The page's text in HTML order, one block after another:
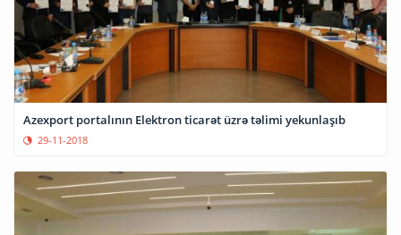
Azexport portalının Elektron ticarət üzrə təlimi yekunlaşıb
29-11-2018